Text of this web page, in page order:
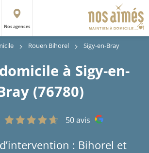
Nos agences
Rouen Bihorel Sigy-en-Bray
à Sigy-en-
(76780)
50 avis
: Bihorel et